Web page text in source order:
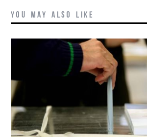
YOU MAY ALSO LIKE